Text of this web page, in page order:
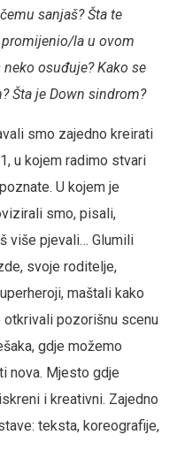
sanjaš? Šta te
promijenio/la u ovom
osuđuje? Kako se
Šta je Down sindrom?
smo zajedno kreirati
u kojem radimo stvari
U kojem je
smo, pisali,
više pjevali… Glumili
svoje roditelje,
maštali kako
pozorišnu scenu
gdje možemo
nova. Mjesto gdje
i kreativni. Zajedno
teksta, koreografije,